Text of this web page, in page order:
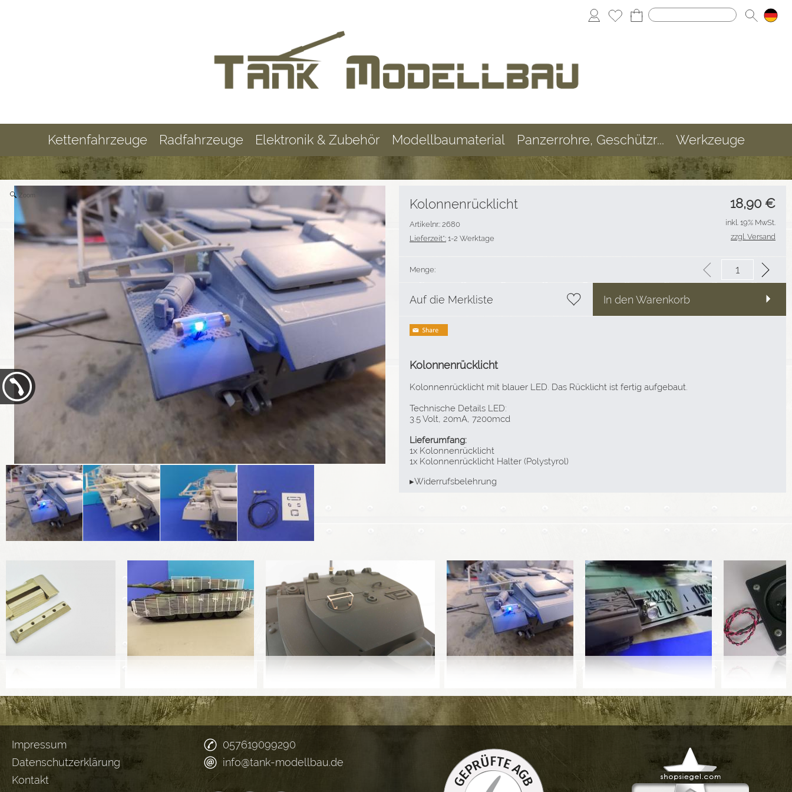
Kettenfahrzeuge Radfahrzeuge Elektronik & Zubehör Modellbaumaterial Panzerrohre, Geschützr... Werkzeuge
Zoom
18,90 €
Kolonnenrücklicht
Artikelnr.: 2680
Lieferzeit*: 1-2 Werktage
inkl. 19% MwSt.
zzgl. Versand
Menge:
Auf die Merkliste In den Warenkorb
Kolonnenrücklicht
Kolonnenrücklicht mit blauer LED. Das Rücklicht ist fertig aufgebaut.
Technische Details LED:
3.5 Volt, 20mA, 7200mcd
Lieferumfang:
1x Kolonnenrücklicht
1x Kolonnenrücklicht Halter (Polystyrol)
▸Widerrufsbelehrung
Impressum
Datenschutzerklärung
Kontakt
057619099290
info@tank-modellbau.de